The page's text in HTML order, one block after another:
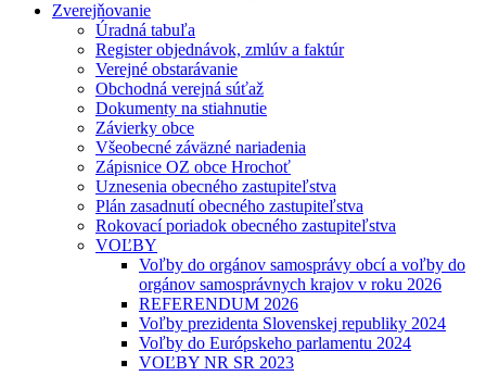
Zverejňovanie
Úradná tabuľa
Register objednávok, zmlúv a faktúr
Verejné obstarávanie
Obchodná verejná súťaž
Dokumenty na stiahnutie
Závierky obce
Všeobecné záväzné nariadenia
Zápisnice OZ obce Hrochoť
Uznesenia obecného zastupiteľstva
Plán zasadnutí obecného zastupiteľstva
Rokovací poriadok obecného zastupiteľstva
VOĽBY
Voľby do orgánov samosprávy obcí a voľby do
orgánov samosprávnych krajov v roku 2026
REFERENDUM 2026
Voľby prezidenta Slovenskej republiky 2024
Voľby do Európskeho parlamentu 2024
VOĽBY NR SR 2023